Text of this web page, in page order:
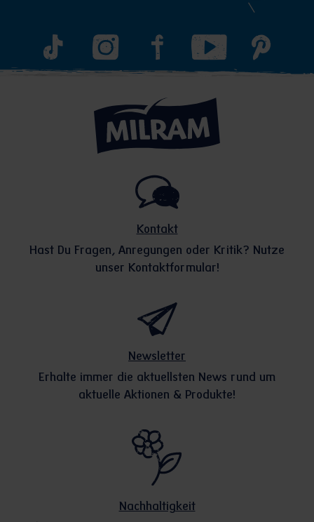
Kontakt
Hast Du Fragen, Anregungen oder Kritik? Nutze
unser Kontaktformular!
Newsletter
Erhalte immer die aktuellsten News rund um
aktuelle Aktionen & Produkte!
Nachhaltigkeit